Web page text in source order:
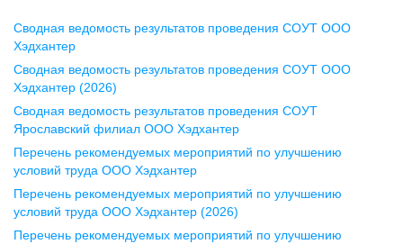
Воронеж
ул. Комиссаржевской, д. 10,
офис 1212
+7 473 280-05-05
pr@vrn.hh.ru
ул. Спартаковская, д. 2А, этаж 3,
помещение 15
Сводная ведомость результатов проведения СОУТ ООО
Хэдхантер
Сводная ведомость результатов проведения СОУТ ООО
Хэдхантер (2026)
Сводная ведомость результатов проведения СОУТ
Ярославский филиал ООО Хэдхантер
Перечень рекомендуемых мероприятий по улучшению
условий труда ООО Хэдхантер
Перечень рекомендуемых мероприятий по улучшению
условий труда ООО Хэдхантер (2026)
Перечень рекомендуемых мероприятий по улучшению